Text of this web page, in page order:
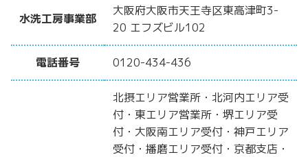
水洗工房事業部
大阪府大阪市天王寺区東高津町3-
20 エフズビル102
電話番号 0120-434-436
北摂エリア営業所・北河内エリア受
付・東エリア営業所・堺エリア受
付・大阪南エリア受付・神戸エリア
受付・播磨エリア受付・京都支店・